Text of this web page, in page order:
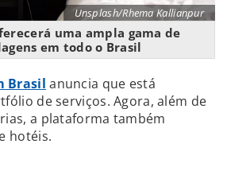
Unsplash/Rhema Kallianpur
uma ampla gama de
em todo o Brasil
Brasil anuncia que está
de serviços. Agora, além de
a plataforma também
hotéis.